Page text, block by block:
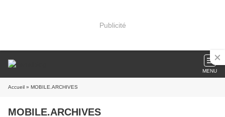
Publicité
MENU
Accueil » MOBILE.ARCHIVES
MOBILE.ARCHIVES